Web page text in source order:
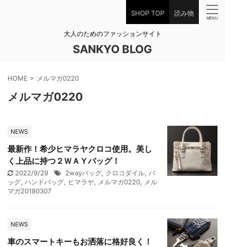
SHOP TOP 読み物
大人のためのファッションサイト
SANKYO BLOG
HOME > メルマガ0220
メルマガ0220
NEWS
最新作！希少ヒマラヤクロコ使用。美し
く上品に持つ２ＷＡＹバッグ！
2022/9/29 2wayバッグ, クロコダイル, バ
ッグ, ハンドバッグ, ヒマラヤ, メルマガ0220, メル
マガ20180307
NEWS
車のスマートキーもお洒落に格好良く！